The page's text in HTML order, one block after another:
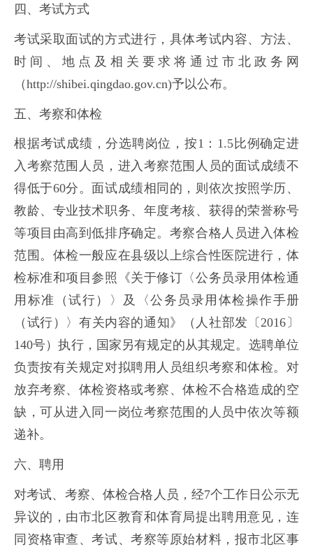
四、考试方式
考试采取面试的方式进行，具体考试内容、方法、
时间、地点及相关要求将通过市北政务网
（http://shibei.qingdao.gov.cn)予以公布。
五、考察和体检
根据考试成绩，分选聘岗位，按1：1.5比例确定进
入考察范围人员，进入考察范围人员的面试成绩不
得低于60分。面试成绩相同的，则依次按照学历、
教龄、专业技术职务、年度考核、获得的荣誉称号
等项目由高到低排序确定。考察合格人员进入体检
范围。体检一般应在县级以上综合性医院进行，体
检标准和项目参照《关于修订〈公务员录用体检通
用标准（试行）〉及〈公务员录用体检操作手册
（试行）〉有关内容的通知》（人社部发〔2016〕
140号）执行，国家另有规定的从其规定。选聘单位
负责按有关规定对拟聘用人员组织考察和体检。对
放弃考察、体检资格或考察、体检不合格造成的空
缺，可从进入同一岗位考察范围的人员中依次等额
递补。
六、聘用
对考试、考察、体检合格人员，经7个工作日公示无
异议的，由市北区教育和体育局提出聘用意见，连
同资格审查、考试、考察等原始材料，报市北区事